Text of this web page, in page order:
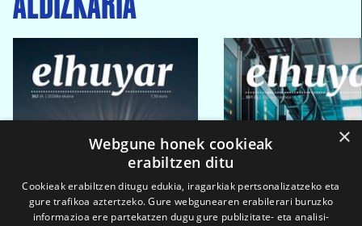
×
Webgune honek cookieak
erabiltzen ditu
Cookieak erabiltzen ditugu edukia, iragarkiak pertsonalizatzeko eta
gure trafikoa aztertzeko. Gure webgunearen erabilerari buruzko
informazioa ere partekatzen dugu gure publizitate- eta analisi-